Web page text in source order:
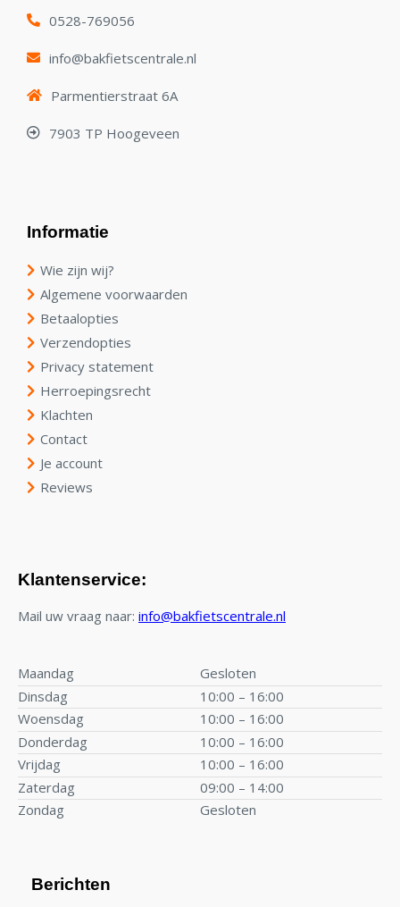
0528-769056
info@bakfietscentrale.nl
Parmentierstraat 6A
7903 TP Hoogeveen
Informatie
Wie zijn wij?
Algemene voorwaarden
Betaalopties
Verzendopties
Privacy statement
Herroepingsrecht
Klachten
Contact
Je account
Reviews
Klantenservice:
Mail uw vraag naar: info@bakfietscentrale.nl
Maandag
Gesloten
Dinsdag
10:00 – 16:00
Woensdag
10:00 – 16:00
Donderdag
10:00 – 16:00
Vrijdag
10:00 – 16:00
Zaterdag
09:00 – 14:00
Zondag
Gesloten
Berichten